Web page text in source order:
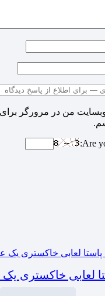
وبسایت من در مرورگر
Are
لعابی خاکستری یک